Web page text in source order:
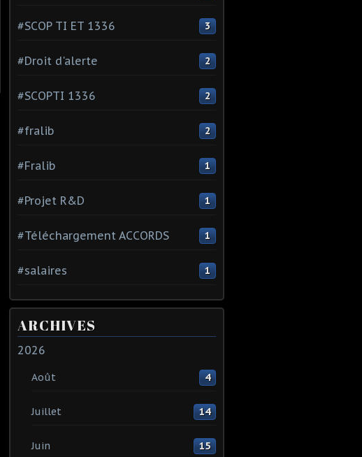
#SCOP TI ET 1336 3
#Droit d'alerte 2
#SCOPTI 1336 2
#fralib 2
#Fralib 1
#Projet R&D 1
#Téléchargement ACCORDS 1
#salaires 1
ARCHIVES
2026
Août 4
Juillet 14
Juin 15